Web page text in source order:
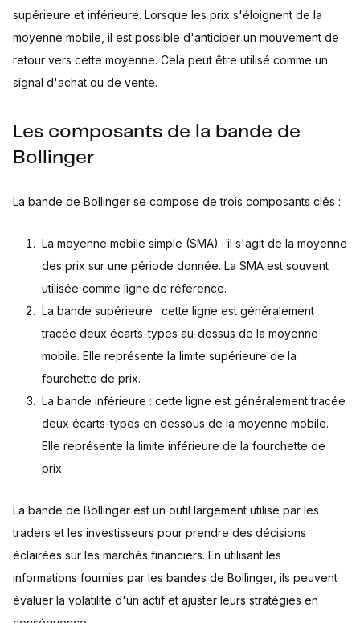
supérieure et inférieure. Lorsque les prix s'éloignent de la
moyenne mobile, il est possible d'anticiper un mouvement de
retour vers cette moyenne. Cela peut être utilisé comme un
signal d'achat ou de vente.
Les composants de la bande de
Bollinger
La bande de Bollinger se compose de trois composants clés :
La moyenne mobile simple (SMA) : il s'agit de la moyenne
des prix sur une période donnée. La SMA est souvent
utilisée comme ligne de référence.
La bande supérieure : cette ligne est généralement
tracée deux écarts-types au-dessus de la moyenne
mobile. Elle représente la limite supérieure de la
fourchette de prix.
La bande inférieure : cette ligne est généralement tracée
deux écarts-types en dessous de la moyenne mobile.
Elle représente la limite inférieure de la fourchette de
prix.
La bande de Bollinger est un outil largement utilisé par les
traders et les investisseurs pour prendre des décisions
éclairées sur les marchés financiers. En utilisant les
informations fournies par les bandes de Bollinger, ils peuvent
évaluer la volatilité d'un actif et ajuster leurs stratégies en